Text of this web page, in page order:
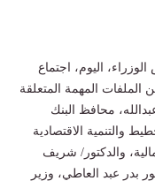
اليوم، اجتماع
الملفات المهمة المتعلقة
محافظ البنك
والتنمية الاقتصادية
والدكتور/ شريف
بدر عبد العاطي، وزير